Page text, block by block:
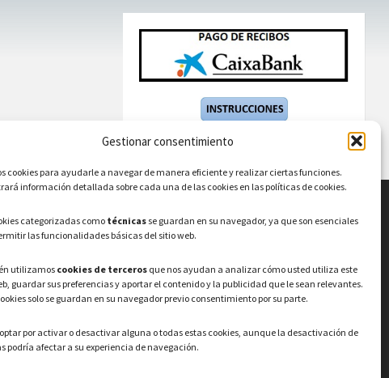
Gestionar consentimiento
cookies para ayudarle a navegar de manera eficiente y realizar ciertas funciones.
información detallada sobre cada una de las cookies en las políticas de cookies.
categorizadas comotécnicas se guardan en su navegador, ya que son esenciales
las funcionalidades básicas del sitio web.
utilizamoscookies de terceros que nos ayudan a analizar cómo usted utiliza este
guardar sus preferencias y aportar el contenido y la publicidad que le sean relevantes.
solo se guardan en su navegador previo consentimiento por su parte.
por activar o desactivar alguna o todas estas cookies, aunque la desactivación de
podría afectar a su experiencia de navegación.
LEGAL
de cookies
Registro de actividades de
Tratamiento
© 2026 Ayuntamiento de Valdeavero